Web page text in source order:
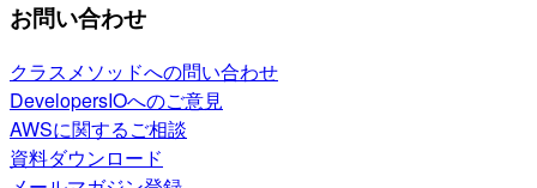
お問い合わせ
クラスメソッドへの問い合わせ
DevelopersIOへのご意見
AWSに関するご相談
資料ダウンロード